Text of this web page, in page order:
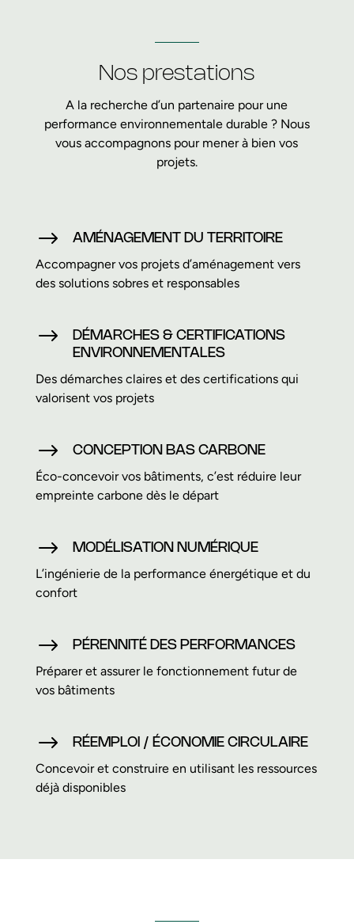
Nos prestations
A la recherche d’un partenaire pour une
performance environnementale durable ? Nous
vous accompagnons pour mener à bien vos
projets.
$ AMÉNAGEMENT DU TERRITOIRE
Accompagner vos projets d’aménagement vers
des solutions sobres et responsables
$
DÉMARCHES & CERTIFICATIONS
ENVIRONNEMENTALES
Des démarches claires et des certifications qui
valorisent vos projets
$ CONCEPTION BAS CARBONE
Éco-concevoir vos bâtiments, c’est réduire leur
empreinte carbone dès le départ
$ MODÉLISATION NUMÉRIQUE
L’ingénierie de la performance énergétique et du
confort
$ PÉRENNITÉ DES PERFORMANCES
Préparer et assurer le fonctionnement futur de
vos bâtiments
$ RÉEMPLOI / ÉCONOMIE CIRCULAIRE
Concevoir et construire en utilisant les ressources
déjà disponibles